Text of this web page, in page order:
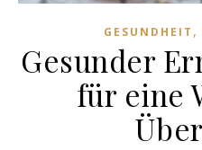
GESUNDHEIT ,
Gesunder
für eine